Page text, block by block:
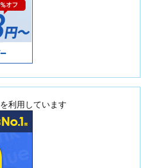
を利用しています